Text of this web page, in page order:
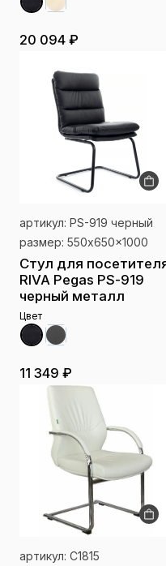
20 094 ₽
артикул: PS-919 черный
размер: 550x650x1000
Стул для
RIVA Pegas PS-919
черный металл
Цвет
11 349 ₽
артикул: С1815